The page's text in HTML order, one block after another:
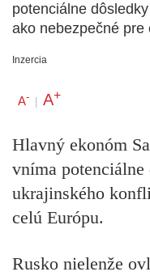
potenciálne
ako nebezpečné pre
Inzercia
A- | A+
Hlavný ekonóm
vníma
ukrajinského
celú Európu.
Rusko nielenže